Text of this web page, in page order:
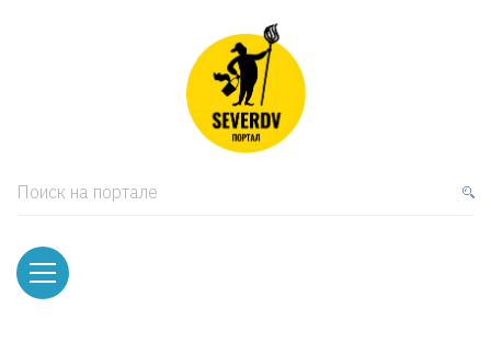
Поиск на портале
и тумбы